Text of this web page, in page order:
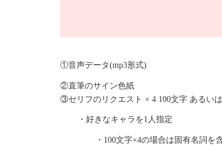
①音声データ(mp3形式)
②直筆のサイン色紙
③セリフのリクエスト × 4 100文字 あるい
・好きなキャラを1人指定
・100文字×4の場合は固有名詞を